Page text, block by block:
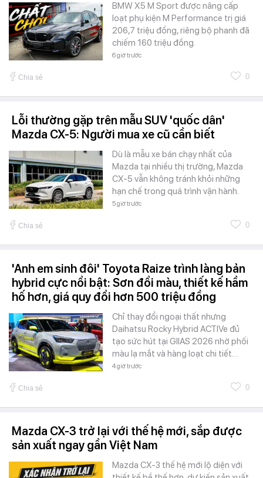
BMW X5 M Sport được nâng cấp
loạt phụ kiện M Performance trị giá
206,7 triệu đồng, riêng bộ phanh đã
chiếm 160 triệu đồng.
6 giờ trước
Chia sẻ 0
Lỗi thường gặp trên mẫu SUV 'quốc dân'
Mazda CX-5: Người mua xe cũ cần biết
Dù là mẫu xe bán chạy nhất của
Mazda tại nhiều thị trường, Mazda
CX-5 vẫn không tránh khỏi những
hạn chế trong quá trình vận hành.
5 giờ trước
Chia sẻ 0
'Anh em sinh đôi' Toyota Raize trình làng bản
hybrid cực nổi bật: Sơn đổi màu, thiết kế hầm
hố hơn, giá quy đổi hơn 500 triệu đồng
Chỉ thay đổi ngoại thất nhưng
Daihatsu Rocky Hybrid ACTIVe đủ
tạo sức hút tại GIIAS 2026 nhờ phối
màu lạ mắt và hàng loạt chi tiết…
4 giờ trước
Chia sẻ 0
Mazda CX-3 trở lại với thế hệ mới, sắp được
sản xuất ngay gần Việt Nam
Mazda CX-3 thế hệ mới lộ diện với